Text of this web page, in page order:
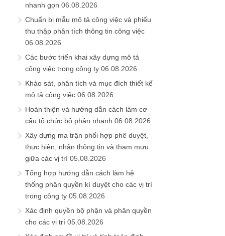
nhanh gọn 06.08.2026
Chuẩn bị mẫu mô tả công việc và phiếu
thu thập phân tích thông tin công việc
06.08.2026
Các bước triển khai xây dựng mô tả
công việc trong công ty 06.08.2026
Khảo sát, phân tích và mục đích thiết kế
mô tả công việc 06.08.2026
Hoàn thiện và hướng dẫn cách làm cơ
cấu tổ chức bộ phận nhanh 06.08.2026
Xây dựng ma trận phối hợp phê duyệt,
thực hiện, nhận thông tin và tham mưu
giữa các vị trí 05.08.2026
Tổng hợp hướng dẫn cách làm hệ
thống phân quyền kí duyệt cho các vị trí
trong công ty 05.08.2026
Xác định quyền bộ phận và phân quyền
cho các vị trí 05.08.2026